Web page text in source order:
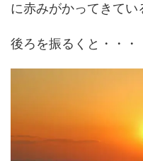
に赤みがかってきてい
後ろを振るくと・・・